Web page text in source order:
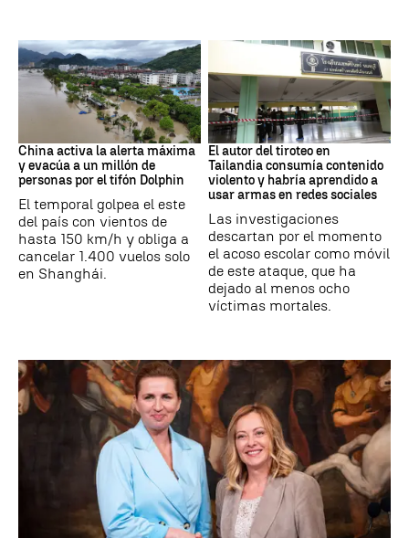
China activa la alerta máxima
y evacúa a un millón de
personas por el tifón Dolphin
El temporal golpea el este
del país con vientos de
hasta 150 km/h y obliga a
cancelar 1.400 vuelos solo
en Shanghái.
Tiroteo Tailandia
El autor del tiroteo en
Tailandia consumía contenido
violento y habría aprendido a
usar armas en redes sociales
Las investigaciones
descartan por el momento
el acoso escolar como móvil
de este ataque, que ha
dejado al menos ocho
víctimas mortales.